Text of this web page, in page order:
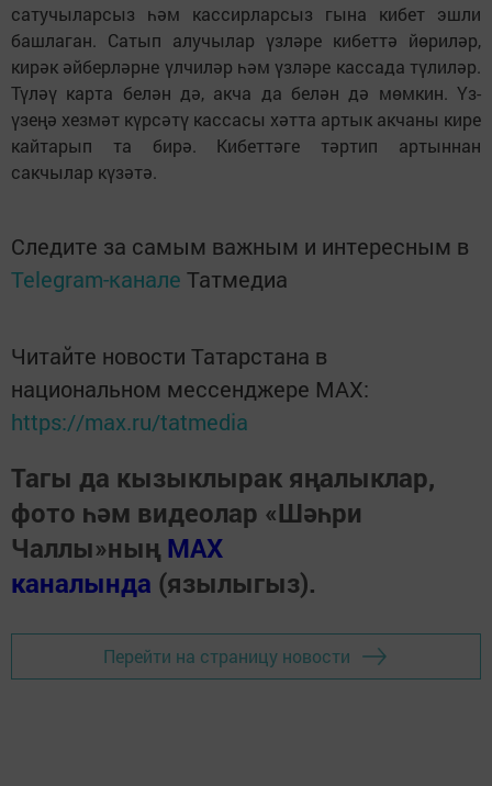
сатучыларсыз һәм кассирларсыз гына кибет эшли
башлаган. Сатып алучылар үзләре кибеттә йөриләр,
кирәк әйберләрне үлчиләр һәм үзләре кассада түлиләр.
Түләү карта белән дә, акча да белән дә мөмкин. Үз-
үзеңә хезмәт күрсәтү кассасы хәтта артык акчаны кире
кайтарып та бирә. Кибеттәге тәртип артыннан
сакчылар күзәтә.
Следите за самым важным и интересным в
Telegram-канале Татмедиа
Читайте новости Татарстана в
национальном мессенджере MАХ:
https://max.ru/tatmedia
Тагы да кызыклырак яңалыклар,
фото һәм видеолар «Шәһри
Чаллы»ның MAX
каналында (язылыгыз).
Перейти на страницу новости